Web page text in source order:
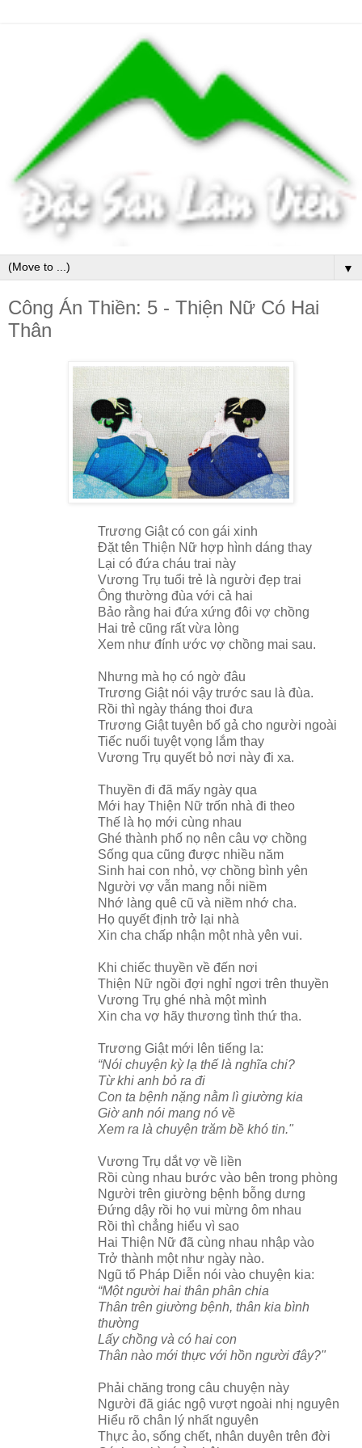
▼
Công Án Thiền: 5 - Thiện Nữ Có Hai
Thân
Trương Giật có con gái xinh
Đặt tên Thiện Nữ hợp hình dáng thay
Lại có đứa cháu trai này
Vương Trụ tuổi trẻ là người đẹp trai
Ông thường đùa với cả hai
Bảo rằng hai đứa xứng đôi vợ chồng
Hai trẻ cũng rất vừa lòng
Xem như đính ước vợ chồng mai sau.
Nhưng mà họ có ngờ đâu
Trương Giật nói vậy trước sau là đùa.
Rồi thì ngày tháng thoi đưa
Trương Giật tuyên bố gả cho người ngoài
Tiếc nuối tuyệt vọng lắm thay
Vương Trụ quyết bỏ nơi này đi xa.
Thuyền đi đã mấy ngày qua
Mới hay Thiện Nữ trốn nhà đi theo
Thế là họ mới cùng nhau
Ghé thành phố nọ nên câu vợ chồng
Sống qua cũng được nhiều năm
Sinh hai con nhỏ, vợ chồng bình yên
Người vợ vẫn mang nỗi niềm
Nhớ làng quê cũ và niềm nhớ cha.
Họ quyết định trở lại nhà
Xin cha chấp nhận một nhà yên vui.
Khi chiếc thuyền về đến nơi
Thiện Nữ ngồi đợi nghỉ ngơi trên thuyền
Vương Trụ ghé nhà một mình
Xin cha vợ hãy thương tình thứ tha.
Trương Giật mới lên tiếng la:
“Nói chuyện kỳ lạ thế là nghĩa chi?
Từ khi anh bỏ ra đi
Con ta bệnh nặng nằm lì giường kia
Giờ anh nói mang nó về
Xem ra là chuyện trăm bề khó tin."
Vương Trụ dắt vợ về liền
Rồi cùng nhau bước vào bên trong phòng
Người trên giường bệnh bỗng dưng
Đứng dậy rồi họ vui mừng ôm nhau
Rồi thì chẳng hiểu vì sao
Hai Thiện Nữ đã cùng nhau nhập vào
Trở thành một như ngày nào.
Ngũ tổ Pháp Diễn nói vào chuyện kia:
“Một người hai thân phân chia
Thân trên giường bệnh, thân kia bình
thường
Lấy chồng và có hai con
Thân nào mới thực với hồn người đây?"
Phải chăng trong câu chuyện này
Người đã giác ngộ vượt ngoài nhị nguyên
Hiểu rõ chân lý nhất nguyên
Thực ảo, sống chết, nhân duyên trên đời